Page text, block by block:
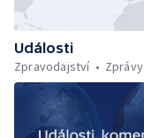
Události
Zpravodajství
Zprávy